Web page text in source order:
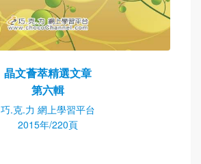
晶文薈萃精選文章
第六輯
巧.克.力 網上學習平台
2015年/220頁